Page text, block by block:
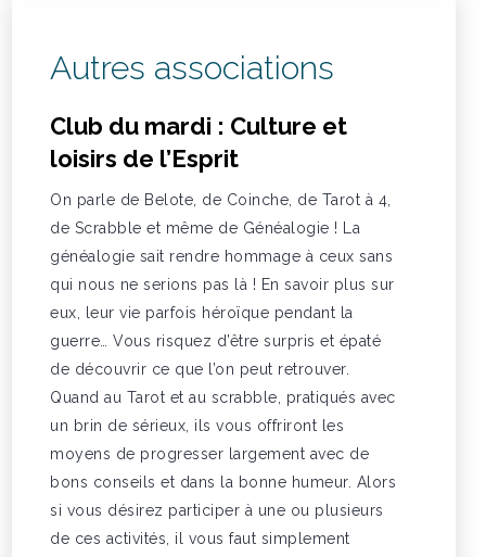
Autres associations
Club du mardi : Culture et
loisirs de l’Esprit
On parle de Belote, de Coinche, de Tarot à 4,
de Scrabble et même de Généalogie ! La
généalogie sait rendre hommage à ceux sans
qui nous ne serions pas là ! En savoir plus sur
eux, leur vie parfois héroïque pendant la
guerre… Vous risquez d’être surpris et épaté
de découvrir ce que l’on peut retrouver.
Quand au Tarot et au scrabble, pratiqués avec
un brin de sérieux, ils vous offriront les
moyens de progresser largement avec de
bons conseils et dans la bonne humeur. Alors
si vous désirez participer à une ou plusieurs
de ces activités, il vous faut simplement